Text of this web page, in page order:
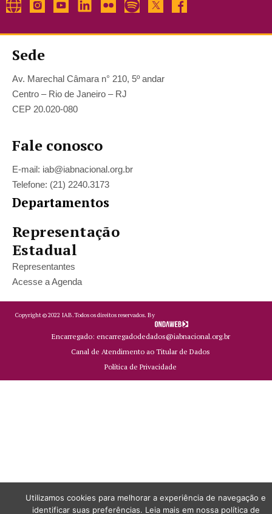
Sede
Av. Marechal Câmara n° 210, 5º andar
Centro – Rio de Janeiro – RJ
CEP 20.020-080
Fale conosco
E-mail: iab@iabnacional.org.br
Telefone: (21) 2240.3173
Departamentos
Representação
Estadual
Representantes
Acesse a Agenda
Copyright ©2022 IAB.Todos os direitos reservados. By
Encarregado: encarregadodedados@iabnacional.org.br
Canal de Atendimento ao Titular de Dados
Política de Privacidade
Utilizamos cookies para melhorar a experiência de navegação e
identificar suas preferências. Leia mais em nossa política de